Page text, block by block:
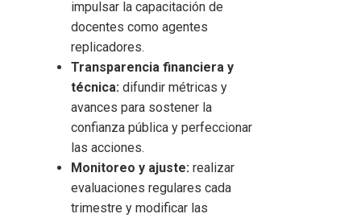
impulsar la capacitación de
docentes como agentes
replicadores.
Transparencia financiera y
técnica: difundir métricas y
avances para sostener la
confianza pública y perfeccionar
las acciones.
Monitoreo y ajuste: realizar
evaluaciones regulares cada
trimestre y modificar las